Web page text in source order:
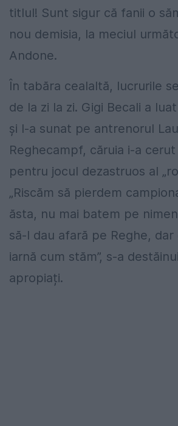
titlul! Sunt sigur că fanii o
nou demisia, la meciul
Andone.
În tabăra cealaltă, lucrurile
de la zi la zi. Gigi Becali a
și l-a sunat pe antrenorul
Reghecampf, căruia i-a
pentru jocul dezastruos al
„Riscăm să pierdem
ăsta, nu mai batem pe
să-l dau afară pe Reghe,
iarnă cum stăm”, s-a
apropiați.